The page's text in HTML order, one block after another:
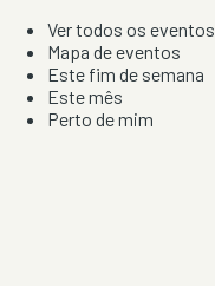
Ver todos os eventos
Mapa de eventos
Este fim de semana
Este mês
Perto de mim